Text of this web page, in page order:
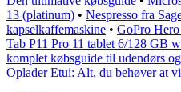
13 (platinum) • Nespresso fra
kapselkaffemaskine • GoPro
Tab P11 Pro 11 tablet 6/128 GB
komplet købsguide til udendørs
Oplader Etui: Alt, du behøver at